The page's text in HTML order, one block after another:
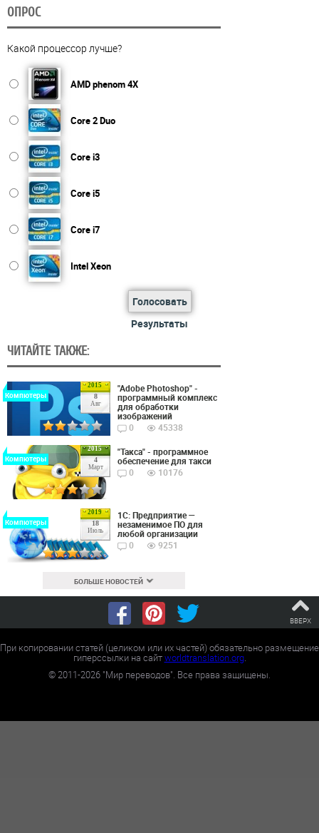
ОПРОС
Какой процессор лучше?
AMD phenom 4X
Core 2 Duo
Core i3
Core i5
Core i7
Intel Xeon
Голосовать
Результаты
ЧИТАЙТЕ ТАКЖЕ:
2015
8
Авг
Компютеры
"Adobe Photoshop" -
программный комплекс
для обработки
изображений
0
45338
2015
4
Март
Компютеры
"Такса" - программное
обеспечение для такси
0
10176
2019
18
Июль
Компютеры
1С: Предприятие —
незаменимое ПО для
любой организации
0
9251
БОЛЬШЕ НОВОСТЕЙ
ВВЕРХ
При копировании статей (целиком или их частей) обязательно размещение
гиперссылки на сайтworldtranslation.org.
©2011-2026 "Мир переводов". Все права защищены.